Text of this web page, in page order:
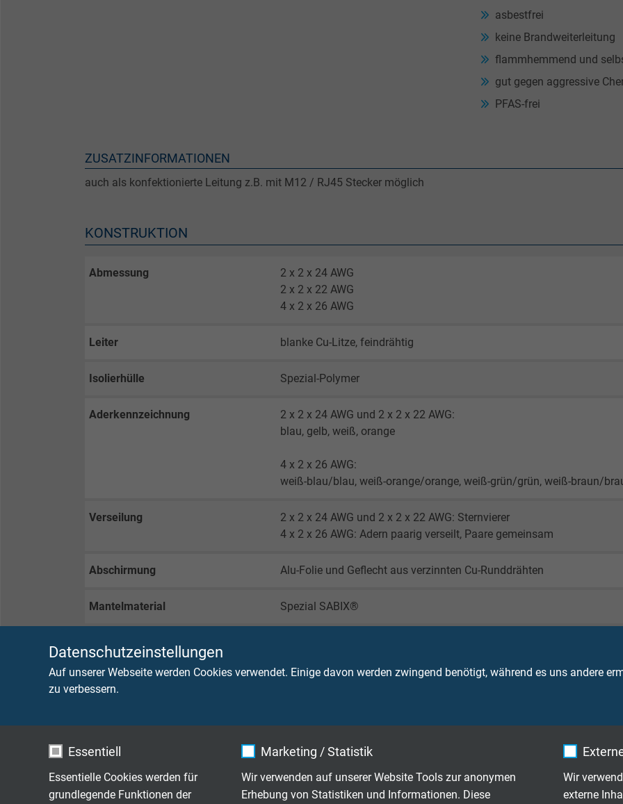
Datenschutzeinstellungen
Auf unserer Webseite werden Cookies verwendet. Einige davon werden zwingend benötigt, während es uns andere
zu verbessern.
Essentiell
Essentielle Cookies werden für
grundlegende Funktionen der
Marketing / Statistik
Wir verwenden auf unserer Website Tools zur anonymen
Erhebung von Statistiken und Informationen. Diese
Wir
externe
asbestfrei
keine Brandweiterleitung
flammhemmend und
gut gegen aggressive
PFAS-frei
ZUSATZINFORMATIONEN
auch als konfektionierte Leitung z.B. mit M12 / RJ45 Stecker möglich
KONSTRUKTION
Abmessung
2 x 2 x 24 AWG
2 x 2 x 22 AWG
4 x 2 x 26 AWG
Leiter blanke Cu-Litze, feindrähtig
Isolierhülle Spezial-Polymer
Aderkennzeichnung
2 x 2 x 24 AWG und 2 x 2 x 22 AWG:
blau, gelb, weiß, orange
4 x 2 x 26 AWG:
weiß-blau/blau, weiß-orange/orange, weiß-grün/grün, weiß-braun/
Verseilung
2 x 2 x 24 AWG und 2 x 2 x 22 AWG: Sternvierer
4 x 2 x 26 AWG: Adern paarig verseilt, Paare gemeinsam
Abschirmung Alu-Folie und Geflecht aus verzinnten Cu-Runddrähten
Mantelmaterial Spezial SABIX®
Betriebsspitzenspannung max. 90 V
Spannung UL 300 V